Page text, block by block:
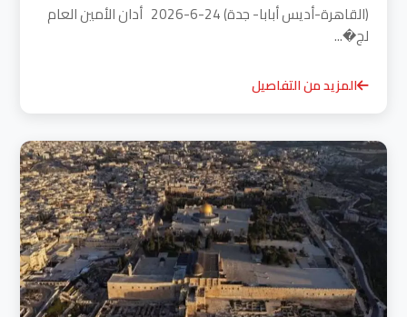
(القاهرة-أديس أبابا- جدة) 24-6-2026 أدان الأمين العام
لج�...
المزيد من التفاصيل